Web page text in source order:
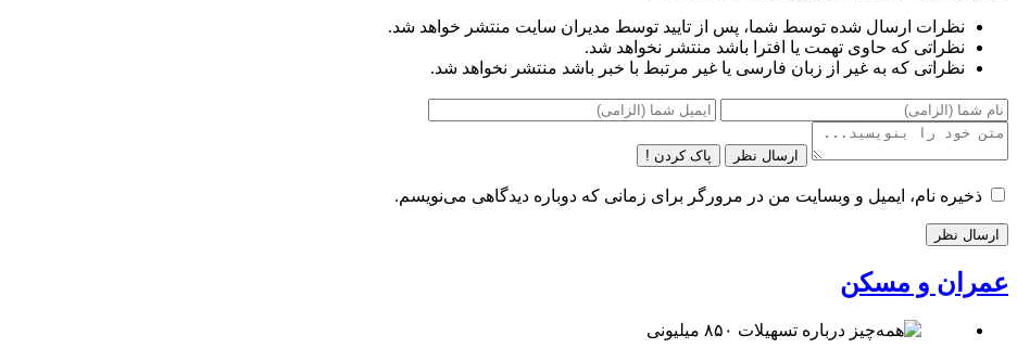
نظرات ارسال شده توسط شما، پس از تایید توسط مدیران سایت منتشر خواهد شد.
نظراتی که حاوی تهمت یا افترا باشد منتشر نخواهد شد.
نظراتی که به غیر از زبان فارسی یا غیر مرتبط با خبر باشد منتشر نخواهد شد.
ارسال نظر پاک کردن !
ذخیره نام، ایمیل و وبسایت من در مرورگر برای زمانی که دوباره دیدگاهی می‌نویسم.
عمران و مسکن